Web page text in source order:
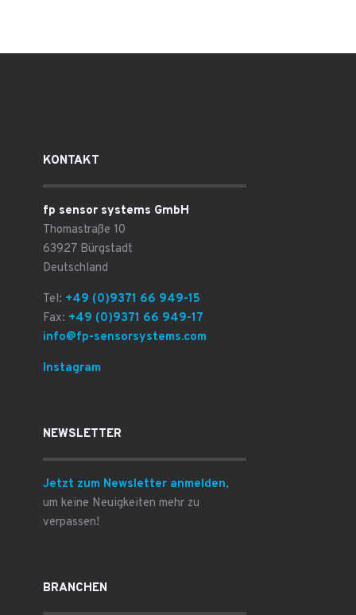
KONTAKT
fp sensor systems GmbH
Thomastraße 10
63927 Bürgstadt
Deutschland
Tel: +49 (0)9371 66 949-15
Fax: +49 (0)9371 66 949-17
info@fp-sensorsystems.com
Instagram
NEWSLETTER
Jetzt zum Newsletter anmelden,
um keine Neuigkeiten mehr zu
verpassen!
BRANCHEN